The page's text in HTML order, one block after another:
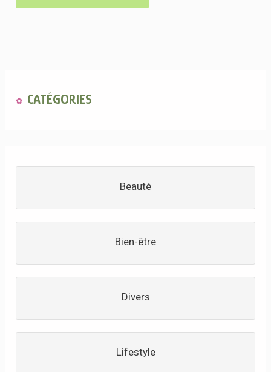
CATÉGORIES
Beauté
Bien-être
Divers
Lifestyle